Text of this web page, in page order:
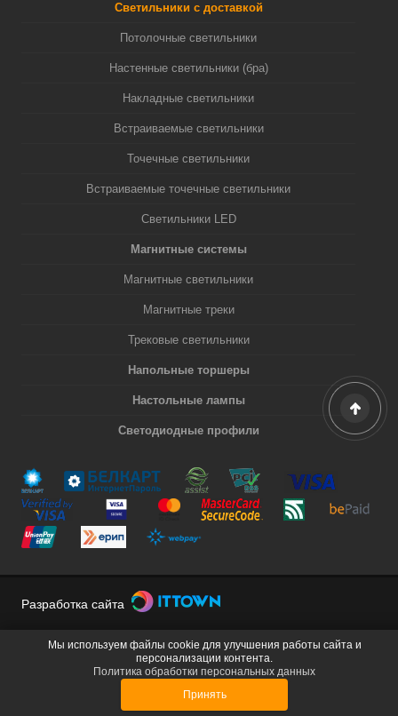
Светильники с доставкой
Потолочные светильники
Настенные светильники (бра)
Накладные светильники
Встраиваемые светильники
Точечные светильники
Встраиваемые точечные светильники
Светильники LED
Магнитные системы
Магнитные светильники
Магнитные треки
Трековые светильники
Напольные торшеры
Настольные лампы
Светодиодные профили
Разработка сайта
Мы используем файлы cookie для улучшения работы сайта и
персонализации контента.
Политика обработки персональных данных
Принять